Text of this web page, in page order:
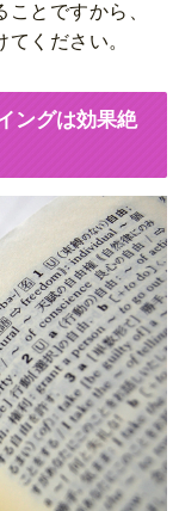
とですから、
ください。
ングは効果絶